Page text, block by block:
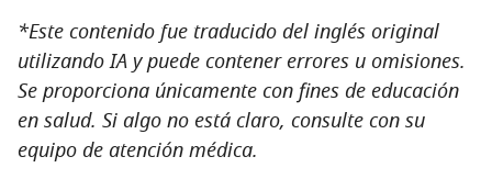
*Este contenido fue traducido del inglés original
utilizando IA y puede contener errores u omisiones.
Se proporciona únicamente con fines de educación
en salud. Si algo no está claro, consulte con su
equipo de atención médica.